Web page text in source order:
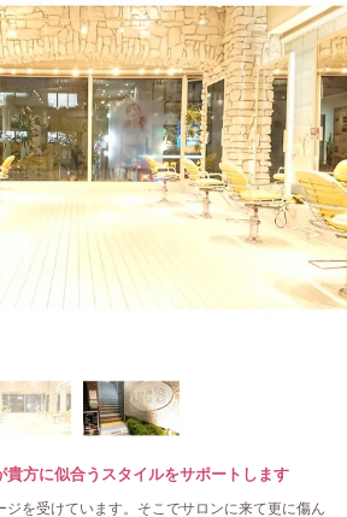
貴方に似合うスタイルをサポートします
ジを受けています。そこでサロンに来て更に傷ん